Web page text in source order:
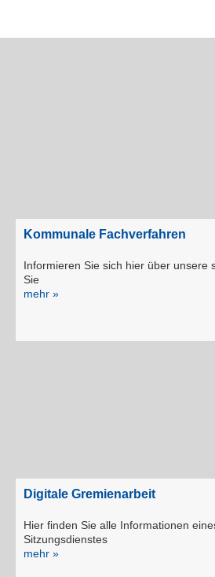
Kommunale Fachverfahren
Informieren Sie sich hier über unsere
Sie
mehr »
Digitale Gremienarbeit
Hier finden Sie alle Informationen
Sitzungsdienstes
mehr »